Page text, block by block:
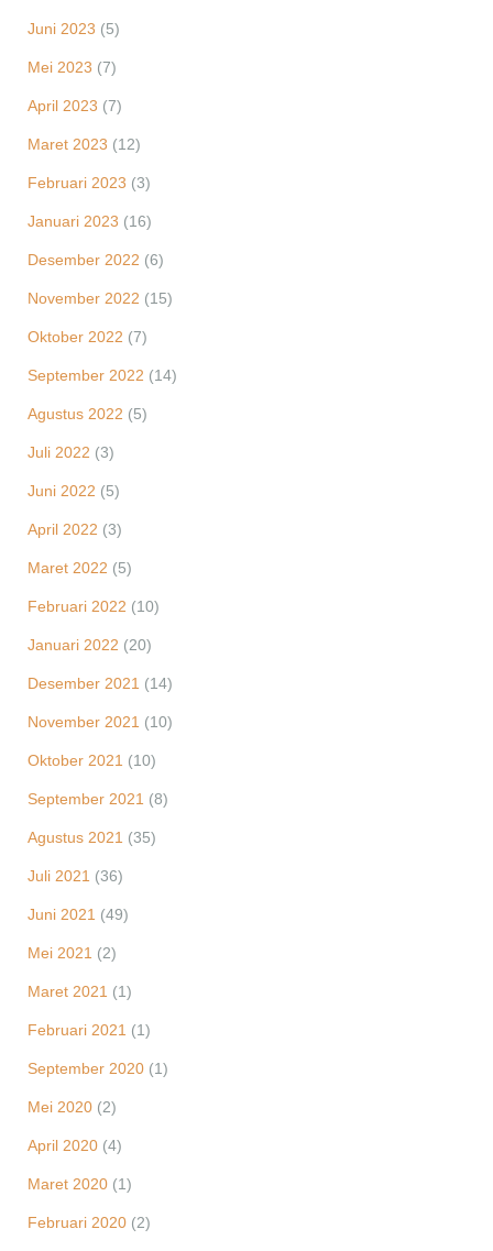
Juni 2023 (5)
Mei 2023 (7)
April 2023 (7)
Maret 2023 (12)
Februari 2023 (3)
Januari 2023 (16)
Desember 2022 (6)
November 2022 (15)
Oktober 2022 (7)
September 2022 (14)
Agustus 2022 (5)
Juli 2022 (3)
Juni 2022 (5)
April 2022 (3)
Maret 2022 (5)
Februari 2022 (10)
Januari 2022 (20)
Desember 2021 (14)
November 2021 (10)
Oktober 2021 (10)
September 2021 (8)
Agustus 2021 (35)
Juli 2021 (36)
Juni 2021 (49)
Mei 2021 (2)
Maret 2021 (1)
Februari 2021 (1)
September 2020 (1)
Mei 2020 (2)
April 2020 (4)
Maret 2020 (1)
Februari 2020 (2)